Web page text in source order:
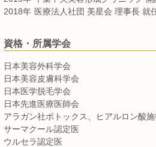
2018年 医療法人社団 美星会 理事長 就
資格・所属学会
日本美容外科学会
日本美容皮膚科学会
日本医学脱毛学会
日本先進医療医師会
アラガン社ボトックス、ヒアルロン酸
サーマクール認定医
ウルセラ認定医